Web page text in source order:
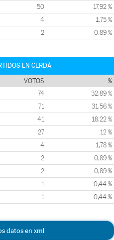
50 17,92 %
4 1,75 %
2 0,89 %
EN CERDÀ
VOTOS %
74 32,89 %
71 31,56 %
41 18,22 %
27 12 %
4 1,78 %
2 0,89 %
2 0,89 %
1 0,44 %
1 0,44 %
datos en xml